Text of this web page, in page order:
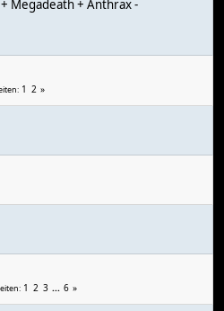
Megadeath + Anthrax -
1 2
1 2 3 ... 6